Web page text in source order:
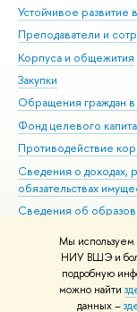
Мы используем
НИУ ВШЭ и
подробную
можно найти
данных –
Устойчивое
Преподаватели и
Корпуса и общежития
Закупки
Обращения граждан
Фонд целевого
Противодействие
Сведения о доходах,
обязательствах
Сведения об
Людям с
Единая платежная
Работа в Вышке